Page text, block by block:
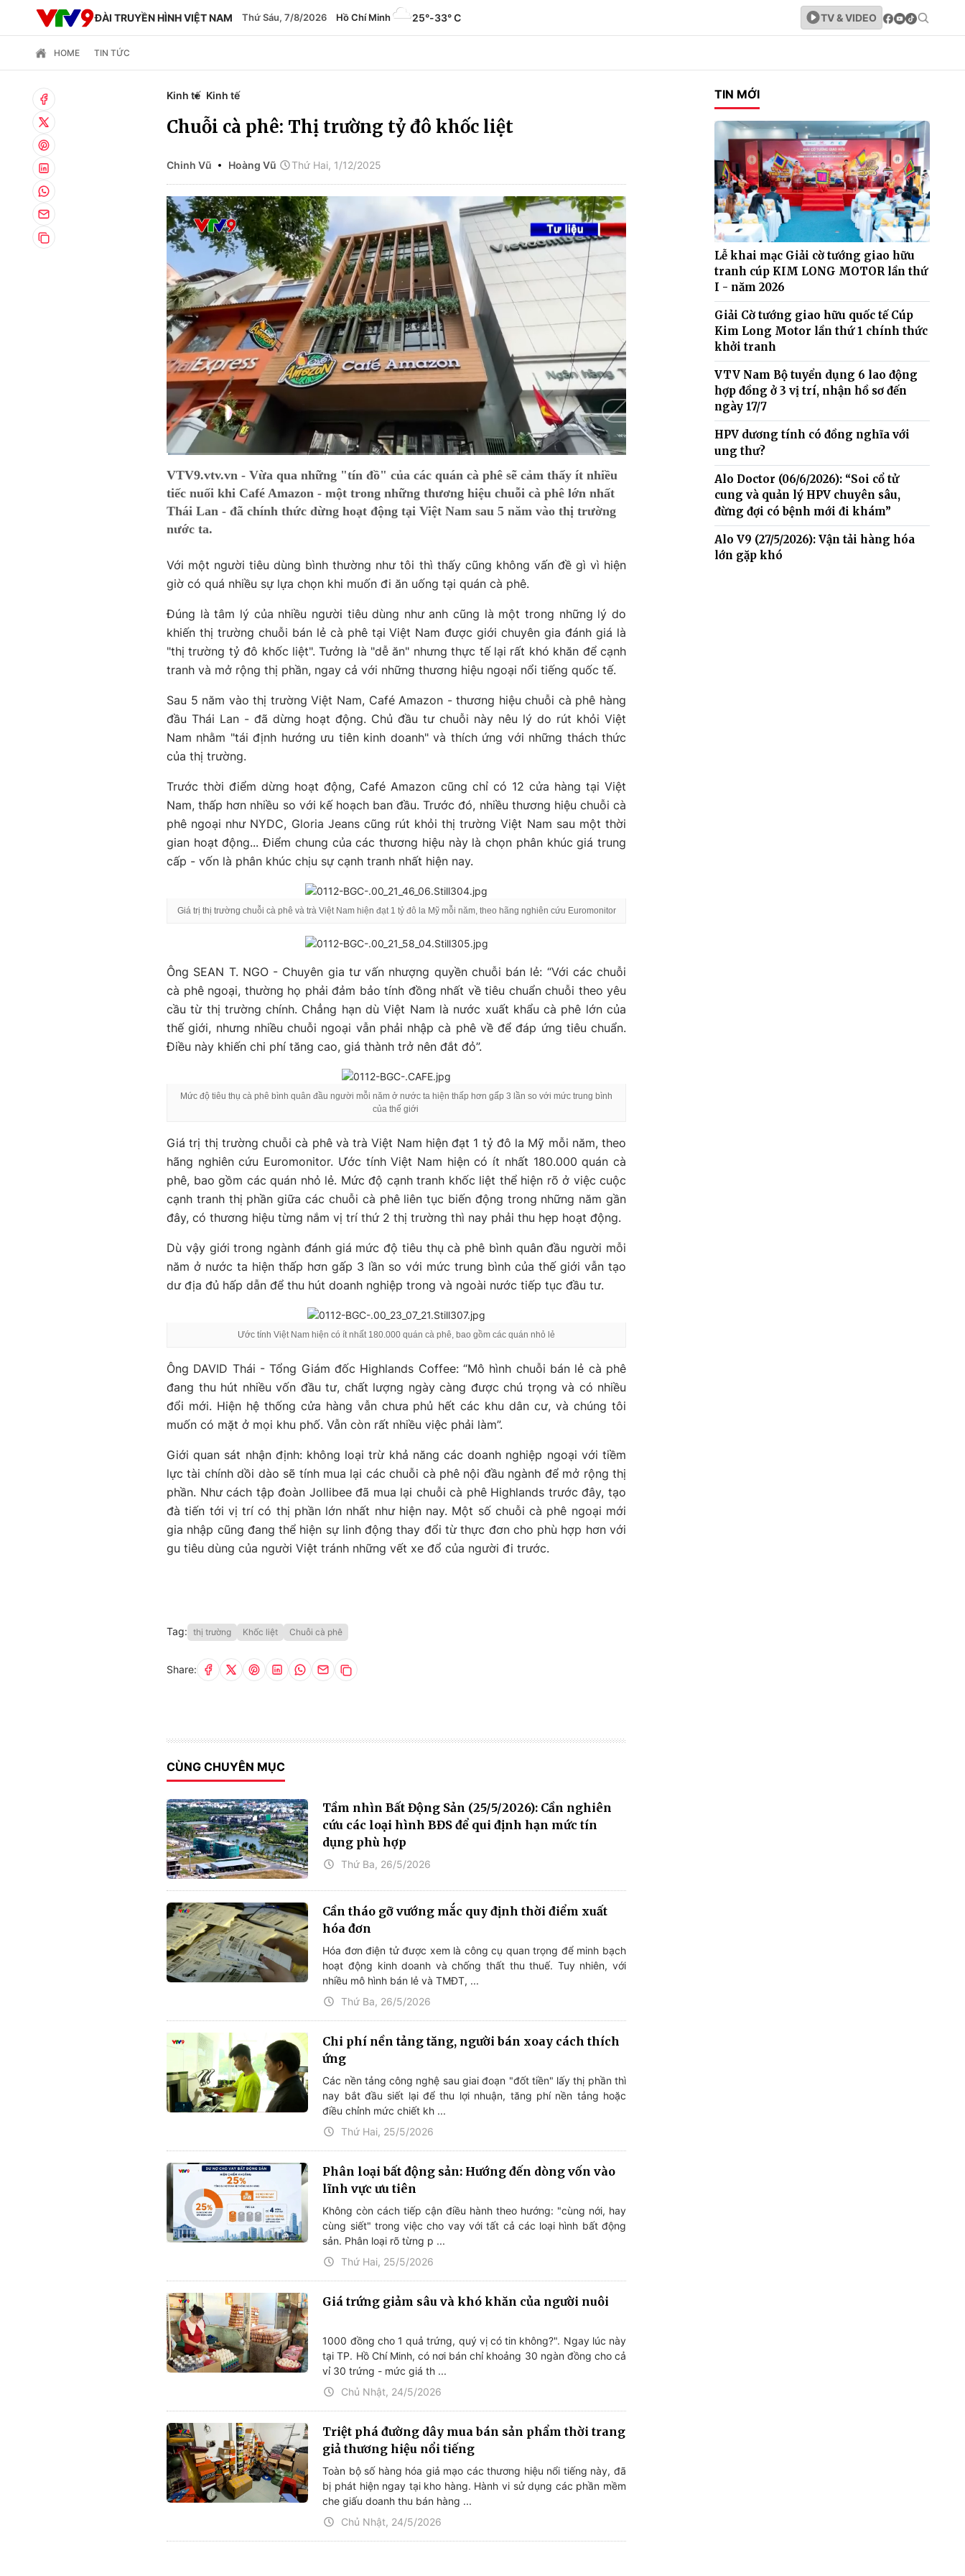
ĐÀI TRUYỀN HÌNH VIỆT NAM Thứ Sáu, 7/8/2026 Hồ Chí Minh 25°-33° C TV & VIDEO
HOME TIN TỨC
Kinh tế Kinh tế
Chuỗi cà phê: Thị trường tỷ đô khốc liệt
Chinh Vũ Hoàng Vũ Thứ Hai, 1/12/2025
Time
VTV9.vtv.vn - Vừa qua những "tín đồ" của các quán cà phê sẽ cảm thấy ít nhiều
tiếc nuối khi Café Amazon - một trong những thương hiệu chuỗi cà phê lớn nhất
Thái Lan - đã chính thức dừng hoạt động tại Việt Nam sau 5 năm vào thị trường
nước ta.
Với một người tiêu dùng bình thường như tôi thì thấy cũng không vấn đề gì vì hiện
giờ có quá nhiều sự lựa chọn khi muốn đi ăn uống tại quán cà phê.
Đúng là tâm lý của nhiều người tiêu dùng như anh cũng là một trong những lý do
khiến thị trường chuỗi bán lẻ cà phê tại Việt Nam được giới chuyên gia đánh giá là
"thị trường tỷ đô khốc liệt". Tưởng là "dễ ăn" nhưng thực tế lại rất khó khăn để cạnh
tranh và mở rộng thị phần, ngay cả với những thương hiệu ngoại nổi tiếng quốc tế.
Sau 5 năm vào thị trường Việt Nam, Café Amazon - thương hiệu chuỗi cà phê hàng
đầu Thái Lan - đã dừng hoạt động. Chủ đầu tư chuỗi này nêu lý do rút khỏi Việt
Nam nhằm "tái định hướng ưu tiên kinh doanh" và thích ứng với những thách thức
của thị trường.
Trước thời điểm dừng hoạt động, Café Amazon cũng chỉ có 12 cửa hàng tại Việt
Nam, thấp hơn nhiều so với kế hoạch ban đầu. Trước đó, nhiều thương hiệu chuỗi cà
phê ngoại như NYDC, Gloria Jeans cũng rút khỏi thị trường Việt Nam sau một thời
gian hoạt động... Điểm chung của các thương hiệu này là chọn phân khúc giá trung
cấp - vốn là phân khúc chịu sự cạnh tranh nhất hiện nay.
Giá trị thị trường chuỗi cà phê và trà Việt Nam hiện đạt 1 tỷ đô la Mỹ mỗi năm, theo hãng nghiên cứu Euromonitor
Ông SEAN T. NGO - Chuyên gia tư vấn nhượng quyền chuỗi bán lẻ: “Với các chuỗi
cà phê ngoại, thường họ phải đảm bảo tính đồng nhất về tiêu chuẩn chuỗi theo yêu
cầu từ thị trường chính. Chẳng hạn dù Việt Nam là nước xuất khẩu cà phê lớn của
thế giới, nhưng nhiều chuỗi ngoại vẫn phải nhập cà phê về để đáp ứng tiêu chuẩn.
Điều này khiến chi phí tăng cao, giá thành trở nên đắt đỏ”.
Mức độ tiêu thụ cà phê bình quân đầu người mỗi năm ở nước ta hiện thấp hơn gấp 3 lần so với mức trung bình
của thế giới
Giá trị thị trường chuỗi cà phê và trà Việt Nam hiện đạt 1 tỷ đô la Mỹ mỗi năm, theo
hãng nghiên cứu Euromonitor. Ước tính Việt Nam hiện có ít nhất 180.000 quán cà
phê, bao gồm các quán nhỏ lẻ. Mức độ cạnh tranh khốc liệt thể hiện rõ ở việc cuộc
cạnh tranh thị phần giữa các chuỗi cà phê liên tục biến động trong những năm gần
đây, có thương hiệu từng nắm vị trí thứ 2 thị trường thì nay phải thu hẹp hoạt động.
Dù vậy giới trong ngành đánh giá mức độ tiêu thụ cà phê bình quân đầu người mỗi
năm ở nước ta hiện thấp hơn gấp 3 lần so với mức trung bình của thế giới vẫn tạo
dư địa đủ hấp dẫn để thu hút doanh nghiệp trong và ngoài nước tiếp tục đầu tư.
Ước tính Việt Nam hiện có ít nhất 180.000 quán cà phê, bao gồm các quán nhỏ lẻ
Ông DAVID Thái - Tổng Giám đốc Highlands Coffee: “Mô hình chuỗi bán lẻ cà phê
đang thu hút nhiều vốn đầu tư, chất lượng ngày càng được chú trọng và có nhiều
đổi mới. Hiện hệ thống cửa hàng vẫn chưa phủ hết các khu dân cư, và chúng tôi
muốn có mặt ở mọi khu phố. Vẫn còn rất nhiều việc phải làm”.
Giới quan sát nhận định: không loại trừ khả năng các doanh nghiệp ngoại với tiềm
lực tài chính dồi dào sẽ tính mua lại các chuỗi cà phê nội đầu ngành để mở rộng thị
phần. Như cách tập đoàn Jollibee đã mua lại chuỗi cà phê Highlands trước đây, tạo
đà tiến tới vị trí có thị phần lớn nhất như hiện nay. Một số chuỗi cà phê ngoại mới
gia nhập cũng đang thể hiện sự linh động thay đổi từ thực đơn cho phù hợp hơn với
gu tiêu dùng của người Việt tránh những vết xe đổ của người đi trước.
Tag: thị trường Khốc liệt Chuỗi cà phê
Share:
CÙNG CHUYÊN MỤC
Tầm nhìn Bất Động Sản (25/5/2026): Cần nghiên
cứu các loại hình BĐS để qui định hạn mức tín
dụng phù hợp
Thứ Ba, 26/5/2026
Cần tháo gỡ vướng mắc quy định thời điểm xuất
hóa đơn
Hóa đơn điện tử được xem là công cụ quan trọng để minh bạch
hoạt động kinh doanh và chống thất thu thuế. Tuy nhiên, với
nhiều mô hình bán lẻ và TMĐT, ...
Thứ Ba, 26/5/2026
Chi phí nền tảng tăng, người bán xoay cách thích
ứng
Các nền tảng công nghệ sau giai đoạn "đốt tiền" lấy thị phần thì
nay bắt đầu siết lại để thu lợi nhuận, tăng phí nền tảng hoặc
điều chỉnh mức chiết kh ...
Thứ Hai, 25/5/2026
Phân loại bất động sản: Hướng đến dòng vốn vào
lĩnh vực ưu tiên
Không còn cách tiếp cận điều hành theo hướng: "cùng nới, hay
cùng siết" trong việc cho vay với tất cả các loại hình bất động
sản. Phân loại rõ từng p ...
Thứ Hai, 25/5/2026
Giá trứng giảm sâu và khó khăn của người nuôi
1000 đồng cho 1 quả trứng, quý vị có tin không?". Ngay lúc này
tại TP. Hồ Chí Minh, có nơi bán chỉ khoảng 30 ngàn đồng cho cả
vỉ 30 trứng - mức giá th ...
Chủ Nhật, 24/5/2026
Triệt phá đường dây mua bán sản phẩm thời trang
giả thương hiệu nổi tiếng
Toàn bộ số hàng hóa giả mạo các thương hiệu nổi tiếng này, đã
bị phát hiện ngay tại kho hàng. Hành vi sử dụng các phần mềm
che giấu doanh thu bán hàng ...
Chủ Nhật, 24/5/2026
TIN MỚI
Lễ khai mạc Giải cờ tướng giao hữu
tranh cúp KIM LONG MOTOR lần thứ
I - năm 2026
Giải Cờ tướng giao hữu quốc tế Cúp
Kim Long Motor lần thứ 1 chính thức
khởi tranh
VTV Nam Bộ tuyển dụng 6 lao động
hợp đồng ở 3 vị trí, nhận hồ sơ đến
ngày 17/7
HPV dương tính có đồng nghĩa với
ung thư?
Alo Doctor (06/6/2026): “Soi cổ tử
cung và quản lý HPV chuyên sâu,
đừng đợi có bệnh mới đi khám”
Alo V9 (27/5/2026): Vận tải hàng hóa
lớn gặp khó